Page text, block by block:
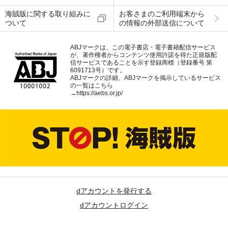
海賊版に関する取り組みに
ついて
お客さまのご利用端末から
の情報の外部送信について
ABJマークは、この電子書店・電子書籍配信サービス
が、著作権者からコンテンツ使用許諾を得た正規版配
信サービスであることを示す登録商標（登録番号 第
6091713号）です。
ABJマークの詳細、ABJマークを掲示しているサービス
の一覧はこちら
→ https://aebs.or.jp/
dアカウントを発行する
dアカウントログイン